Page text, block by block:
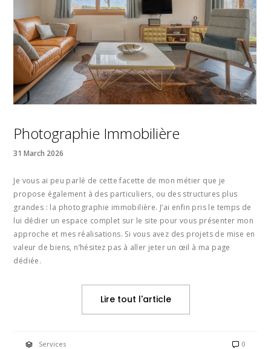
Photographie Immobilière
31 March 2026
Je vous ai peu parlé de cette facette de mon métier que je
propose également à des particuliers, ou des structures plus
grandes : la photographie immobilière. J’ai enfin pris le temps de
lui dédier un espace complet sur le site pour vous présenter mon
approche et mes réalisations. Si vous avez des projets de mise en
valeur de biens, n’hésitez pas à aller jeter un œil à ma page
dédiée.
Lire tout l'article
Services 0